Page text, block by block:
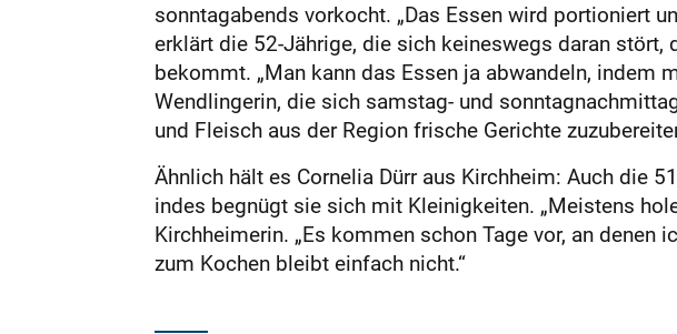
sonntagabends vorkocht. „Das Essen wird portioniert
erklärt die 52-Jährige, die sich keineswegs daran
bekommt. „Man kann das Essen ja abwandeln, indem
Wendlingerin, die sich samstag- und
und Fleisch aus der Region frische Gerichte
Ähnlich hält es Cornelia Dürr aus Kirchheim: Auch die
indes begnügt sie sich mit Kleinigkeiten. „Meistens
Kirchheimerin. „Es kommen schon Tage vor, an
zum Kochen bleibt einfach nicht.“